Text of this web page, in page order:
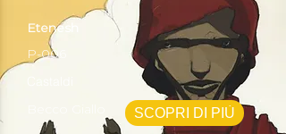
Etenesh
P-006
SCOPRI DI PIÙ